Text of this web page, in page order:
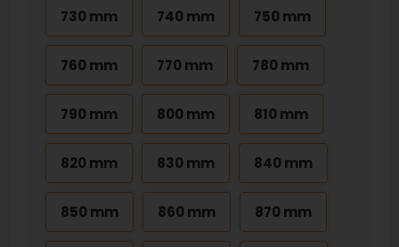
730 mm 740 mm 750 mm
760 mm 770 mm 780 mm
790 mm 800 mm 810 mm
820 mm 830 mm 840 mm
850 mm 860 mm 870 mm